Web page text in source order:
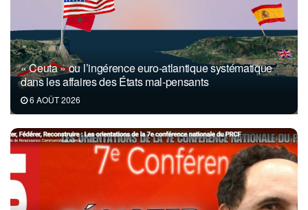
« Ceuta » ou l’ingérence euro-atlantique systématique
dans les affaires des États mal-pensants
6 AOÛT 2026